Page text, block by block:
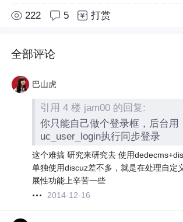
222 5 打赏
全部评论
巴山虎
引用 4 楼 jam00 的回复:
你只能自己做个登录框，后台用
uc_user_login执行同步登录
这个难搞 研究来研究去 使用
单独使用discuz差不多，就是在处理自定
展性功能上辛苦一些
2014-12-16